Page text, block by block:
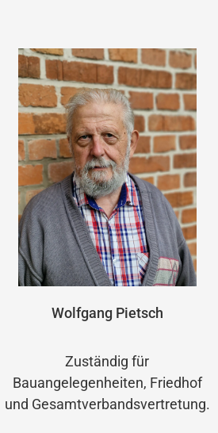
Wolfgang Pietsch
Zuständig für
Bauangelegenheiten, Friedhof
und Gesamtverbandsvertretung.